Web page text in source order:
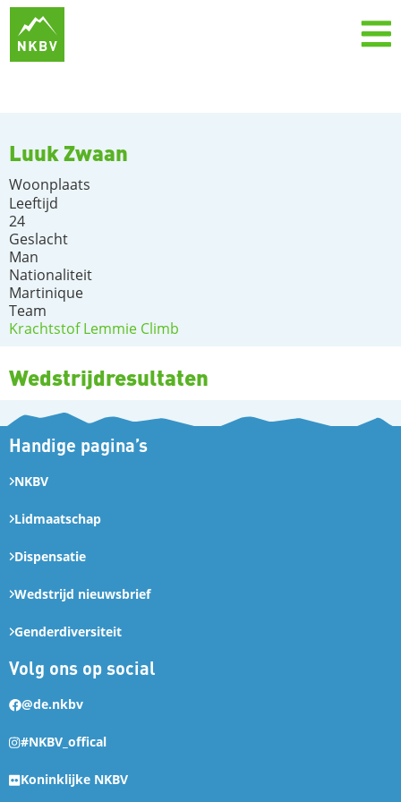
Luuk Zwaan
Woonplaats
Leeftijd
24
Geslacht
Man
Nationaliteit
Martinique
Team
Krachtstof Lemmie Climb
Wedstrijdresultaten
Handige pagina’s
NKBV
Lidmaatschap
Dispensatie
Wedstrijd nieuwsbrief
Genderdiversiteit
Volg ons op social
@de.nkbv
#NKBV_offical
Koninklijke NKBV